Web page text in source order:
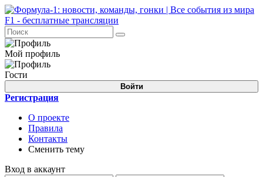
Мой профиль
Гости
Войти
Регистрация
О проекте
Правила
Контакты
Сменить тему
Вход в аккаунт